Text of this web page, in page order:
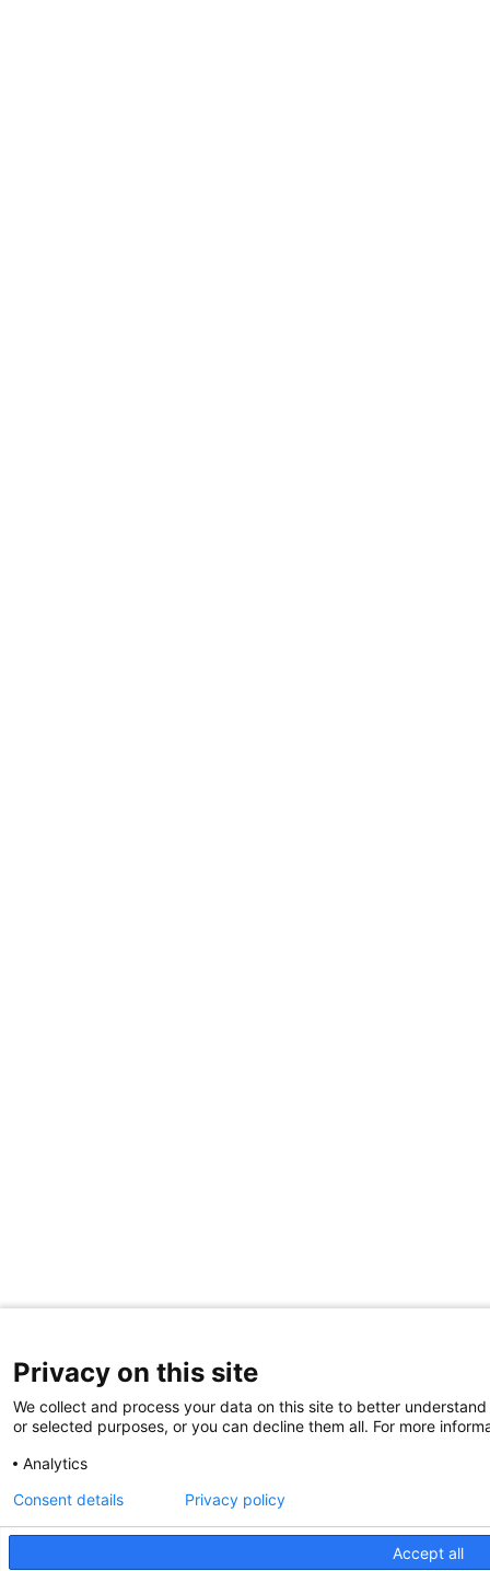
Privacy on this site
We collect and process your data on this site to better
or selected purposes, or you can decline them all. For more
Analytics
Accept all
Consent details Privacy policy